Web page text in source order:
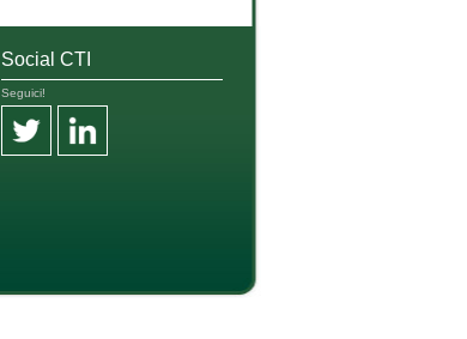
Social CTI
Seguici!